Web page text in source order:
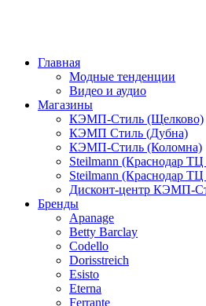
Главная
Модные тенденции
Видео и аудио
Магазины
КЭМП-Стиль (Щелково)
КЭМП Стиль (Дубна)
КЭМП-Стиль (Коломна)
Steilmann (Краснодар
Steilmann (Краснодар
Дисконт-центр КЭМП-
Бренды
Apanage
Betty Barclay
Codello
Dorisstreich
Esisto
Eterna
Ferrante